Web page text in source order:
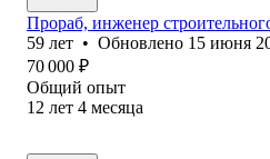
Прораб, инженер
59 лет • Обновлено 15 июня
70 000 ₽
Общий опыт
12 лет 4 месяца